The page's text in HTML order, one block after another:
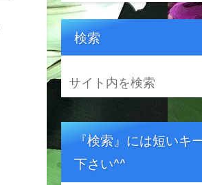
検索
『検索』には短いキ
下さい^^